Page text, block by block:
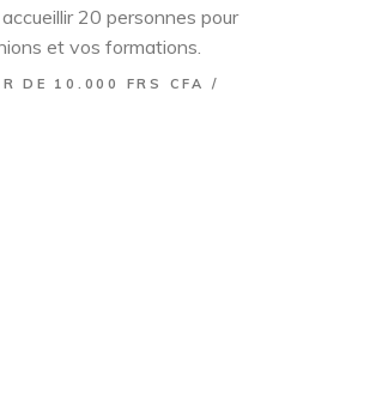
20 personnes pour
et vos formations.
DE 10.000 FRS CFA /